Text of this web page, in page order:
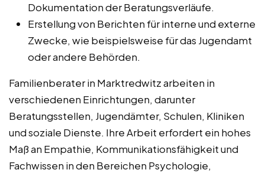
Dokumentation der Beratungsverläufe.
Erstellung von Berichten für interne und externe
Zwecke, wie beispielsweise für das Jugendamt
oder andere Behörden.
Familienberater in Marktredwitz arbeiten in
verschiedenen Einrichtungen, darunter
Beratungsstellen, Jugendämter, Schulen, Kliniken
und soziale Dienste. Ihre Arbeit erfordert ein hohes
Maß an Empathie, Kommunikationsfähigkeit und
Fachwissen in den Bereichen Psychologie,